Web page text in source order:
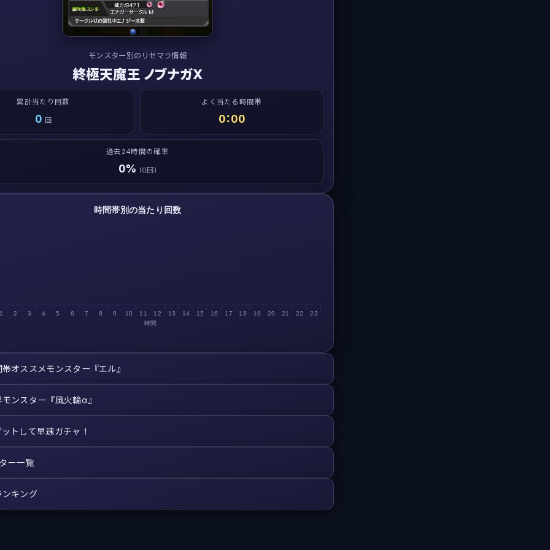
モンスター別のリセマラ情報
終極天魔王 ノブナガX
累計当たり回数
0 回
よく当たる時間帯
0：00
過去24時間の確率
0% (0回)
時間
時間帯別の当たり回数
2 3 4 5 6 7 8 9 10 11 12 13 14 15 16 17 18 19 20 21 22 23
オススメモンスター『エル』
ンスター『風火輪α』
トして早速ガチャ！
ー一覧
キング